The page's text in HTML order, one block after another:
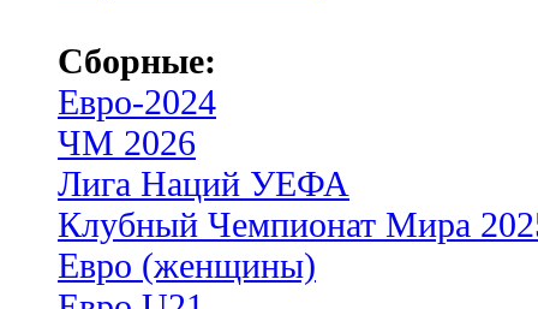
Сборные:
Евро-2024
ЧМ 2026
Лига Наций УЕФА
Клубный Чемпионат Мира
Евро (женщины)